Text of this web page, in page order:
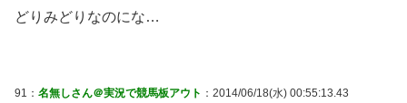
どりみどりなのにな…
91： 名無しさん＠実況で競馬板アウト ：2014/06/18(水) 00:55:13.43